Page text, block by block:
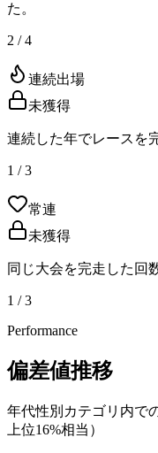
た。
2 / 4
連続出場
未獲得
連続した年でレースを
1 / 3
常連
未獲得
同じ大会を完走した回
1 / 3
Performance
偏差値推移
年代性別カテゴリ内で
上位16%相当）